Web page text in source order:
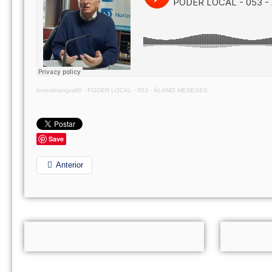
Investinangra80 · PODER LOCAL - 053 - ÁLAMO MENESES
Save
Anterior